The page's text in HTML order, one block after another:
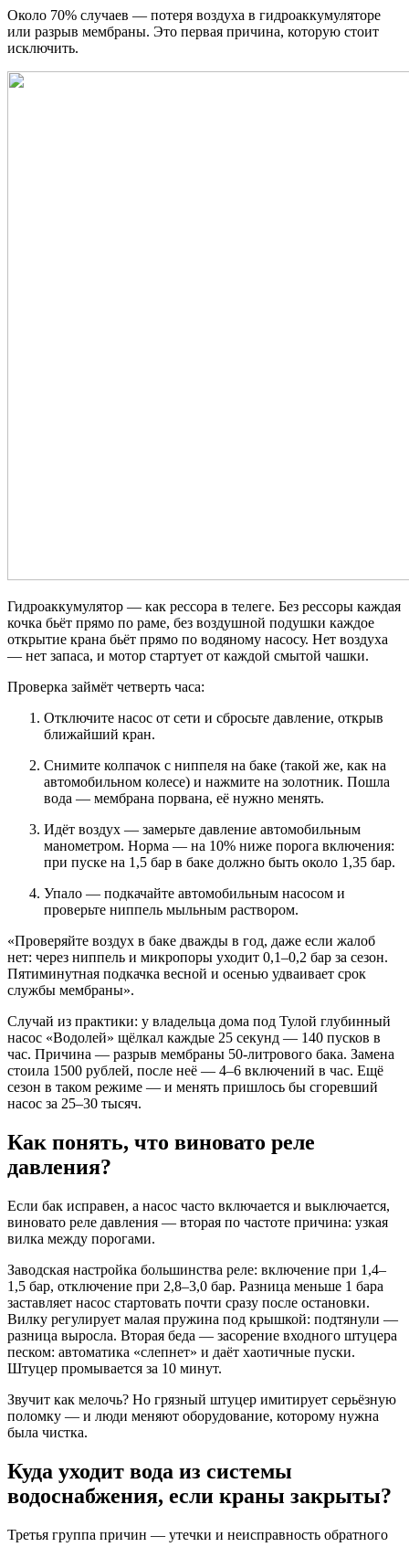
Около 70% случаев — потеря воздуха в гидроаккумуляторе
или разрыв мембраны. Это первая причина, которую стоит
исключить.
Гидроаккумулятор — как рессора в телеге. Без рессоры каждая
кочка бьёт прямо по раме, без воздушной подушки каждое
открытие крана бьёт прямо по водяному насосу. Нет воздуха
— нет запаса, и мотор стартует от каждой смытой чашки.
Проверка займёт четверть часа:
Отключите насос от сети и сбросьте давление, открыв
ближайший кран.
Снимите колпачок с ниппеля на баке (такой же, как на
автомобильном колесе) и нажмите на золотник. Пошла
вода — мембрана порвана, её нужно менять.
Идёт воздух — замерьте давление автомобильным
манометром. Норма — на 10% ниже порога включения:
при пуске на 1,5 бар в баке должно быть около 1,35 бар.
Упало — подкачайте автомобильным насосом и
проверьте ниппель мыльным раствором.
«Проверяйте воздух в баке дважды в год, даже если жалоб
нет: через ниппель и микропоры уходит 0,1–0,2 бар за сезон.
Пятиминутная подкачка весной и осенью удваивает срок
службы мембраны».
Случай из практики: у владельца дома под Тулой глубинный
насос «Водолей» щёлкал каждые 25 секунд — 140 пусков в
час. Причина — разрыв мембраны 50-литрового бака. Замена
стоила 1500 рублей, после неё — 4–6 включений в час. Ещё
сезон в таком режиме — и менять пришлось бы сгоревший
насос за 25–30 тысяч.
Как понять, что виновато реле
давления?
Если бак исправен, а насос часто включается и выключается,
виновато реле давления — вторая по частоте причина: узкая
вилка между порогами.
Заводская настройка большинства реле: включение при 1,4–
1,5 бар, отключение при 2,8–3,0 бар. Разница меньше 1 бара
заставляет насос стартовать почти сразу после остановки.
Вилку регулирует малая пружина под крышкой: подтянули —
разница выросла. Вторая беда — засорение входного штуцера
песком: автоматика «слепнет» и даёт хаотичные пуски.
Штуцер промывается за 10 минут.
Звучит как мелочь? Но грязный штуцер имитирует серьёзную
поломку — и люди меняют оборудование, которому нужна
была чистка.
Куда уходит вода из системы
водоснабжения, если краны закрыты?
Третья группа причин — утечки и неисправность обратного